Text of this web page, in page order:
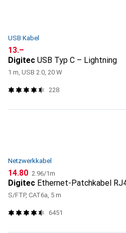
USB Kabel
CHF
13.–
Digitec USB Typ C – Lightning
1 m, USB 2.0, 20 W
228
Netzwerkkabel
CHF
14.80 CHF
2.96/1m
Digitec Ethernet-Patchkabel
S/FTP, CAT6a, 5 m
6451